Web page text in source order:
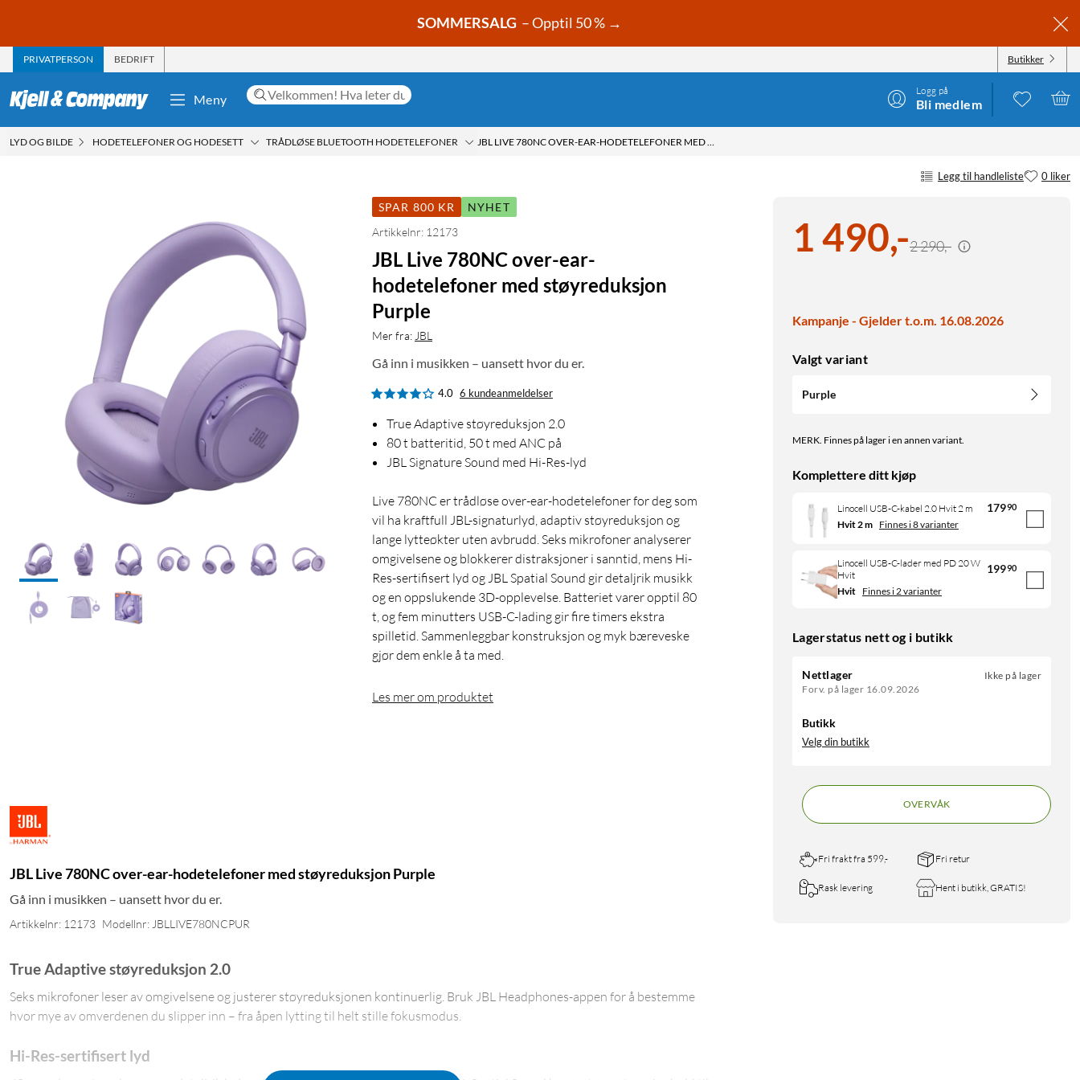
SOMMERSALG – Opptil 50 % →
PRIVATPERSON BEDRIFT Butikker
Meny
Logg på
Bli medlem
LYD OG BILDE HODETELEFONER OG HODESETT TRÅDLØSE BLUETOOTH HODETELEFONER JBL LIVE 780NC OVER-EAR-HODETELEFONER MED STØYREDUKSJON PURPLE
Legg til handleliste 0 liker
1 490,-2 290,-
Kampanje - Gjelder t.o.m. 16.08.2026
Valgt variant
Purple
MERK. Finnes på lager i en annen variant.
Komplettere ditt kjøp
Linocell USB-C-kabel 2.0 Hvit 2 m 17990
Hvit 2 m Finnes i 8 varianter
Linocell USB-C-lader med PD 20 W
Hvit
19990
Hvit Finnes i 2 varianter
Lagerstatus nett og i butikk
Nettlager
Forv. på lager 16.09.2026
Ikke på lager
Butikk
Velg din butikk
OVERVÅK
Fri frakt fra 599,- Fri retur
Rask levering Hent i butikk, GRATIS!
SPAR 800 KR
NYHET
Artikkelnr: 12173
JBL Live 780NC over-ear-
hodetelefoner med støyreduksjon
Purple
Mer fra:JBL
Gå inn i musikken – uansett hvor du er.
4.0 6 kundeanmeldelser
True Adaptive støyreduksjon 2.0
80 t batteritid, 50 t med ANC på
JBL Signature Sound med Hi-Res-lyd
Live 780NC er trådløse over-ear-hodetelefoner for deg som
vil ha kraftfull JBL-signaturlyd, adaptiv støyreduksjon og
lange lytteøkter uten avbrudd. Seks mikrofoner analyserer
omgivelsene og blokkerer distraksjoner i sanntid, mens Hi-
Res-sertifisert lyd og JBL Spatial Sound gir detaljrik musikk
og en oppslukende 3D-opplevelse. Batteriet varer opptil 80
t, og fem minutters USB-C-lading gir fire timers ekstra
spilletid. Sammenleggbar konstruksjon og myk bæreveske
gjør dem enkle å ta med.
Les mer om produktet
JBL Live 780NC over-ear-hodetelefoner med støyreduksjon Purple
Gå inn i musikken – uansett hvor du er.
Artikkelnr: 12173 Modellnr: JBLLIVE780NCPUR
True Adaptive støyreduksjon 2.0
Seks mikrofoner leser av omgivelsene og justerer støyreduksjonen kontinuerlig. Bruk JBL Headphones-appen for å bestemme
hvor mye av omverdenen du slipper inn – fra åpen lytting til helt stille fokusmodus.
Hi-Res-sertifisert lyd